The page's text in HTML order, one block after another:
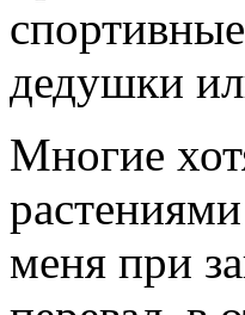
дедушки
Многие
меня при